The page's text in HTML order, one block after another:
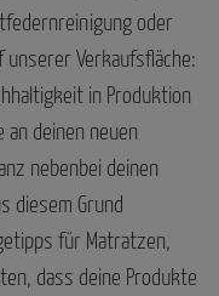
oder
Verkaufsfläche:
in Produktion
an deinen neuen
nebenbei deinen
diesem Grund
für Matratzen,
dass deine Produkte